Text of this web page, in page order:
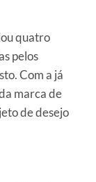
quatro
pelos
Com a já
marca de
de desejo